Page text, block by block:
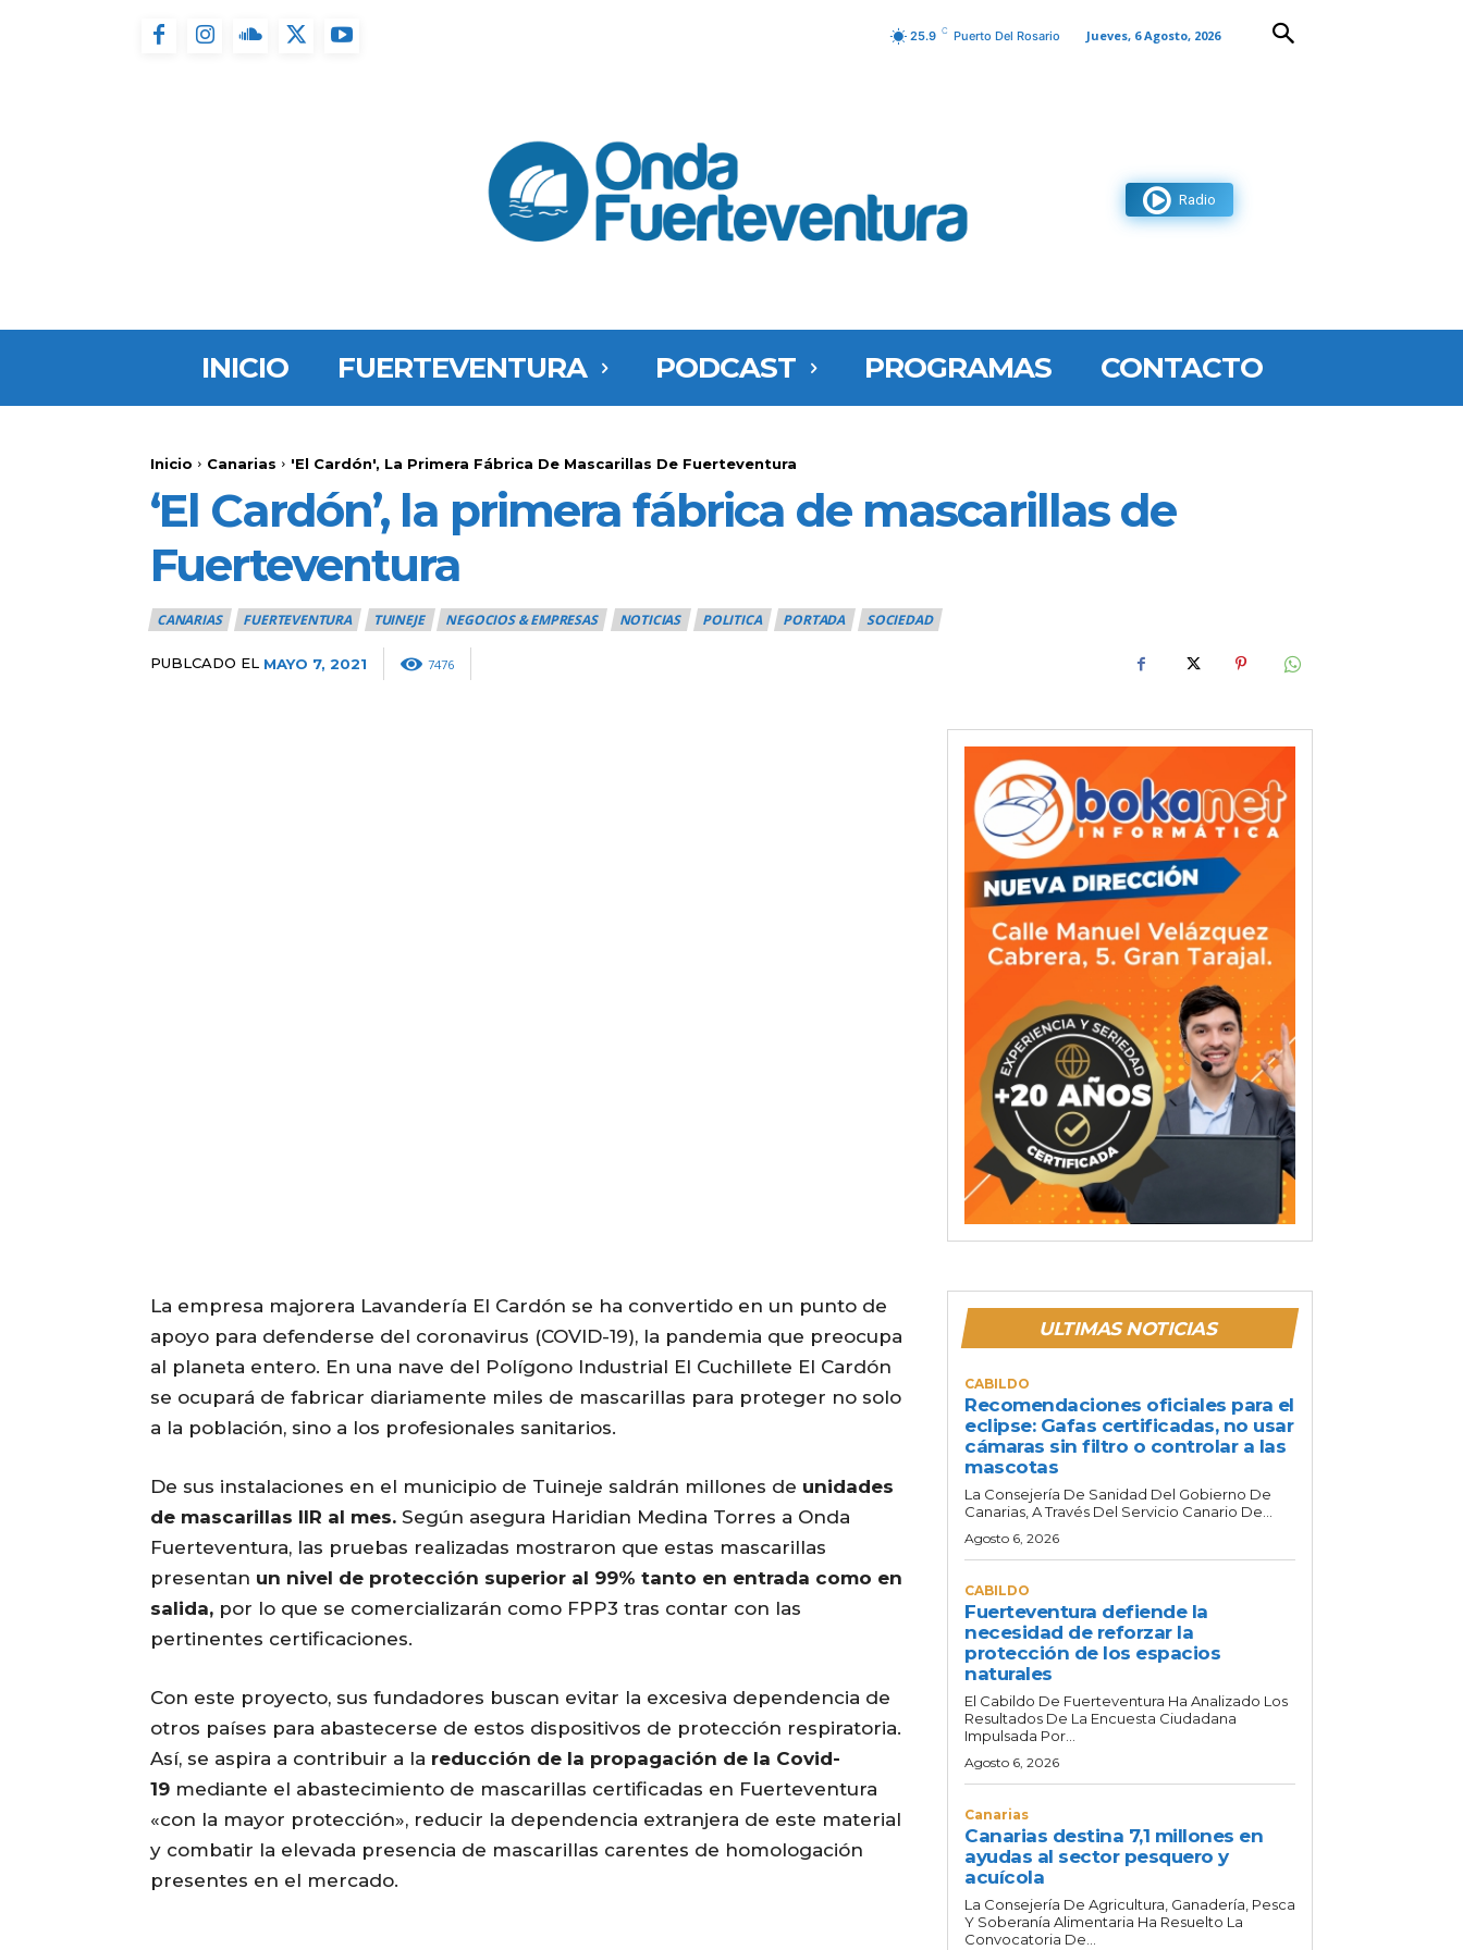
25.9 C Puerto Del Rosario Jueves, 6 Agosto, 2026
Radio
INICIO FUERTEVENTURA PODCAST PROGRAMAS CONTACTO
Inicio Canarias 'El Cardón', La Primera Fábrica De Mascarillas De Fuerteventura
‘El Cardón’, la primera fábrica de mascarillas de
Fuerteventura
CANARIAS FUERTEVENTURA TUINEJE NEGOCIOS & EMPRESAS NOTICIAS POLITICA PORTADA SOCIEDAD
PUBLCADO EL MAYO 7, 2021 7476
La empresa majorera Lavandería El Cardón se ha convertido en un punto de
apoyo para defenderse del coronavirus (COVID-19), la pandemia que preocupa
al planeta entero. En una nave del Polígono Industrial El Cuchillete El Cardón
se ocupará de fabricar diariamente miles de mascarillas para proteger no solo
a la población, sino a los profesionales sanitarios.
De sus instalaciones en el municipio de Tuineje saldrán millones de unidades
de mascarillas IIR al mes. Según asegura Haridian Medina Torres a Onda
Fuerteventura, las pruebas realizadas mostraron que estas mascarillas
presentan un nivel de protección superior al 99% tanto en entrada como en
salida, por lo que se comercializarán como FPP3 tras contar con las
pertinentes certificaciones.
Con este proyecto, sus fundadores buscan evitar la excesiva dependencia de
otros países para abastecerse de estos dispositivos de protección respiratoria.
Así, se aspira a contribuir a la reducción de la propagación de la Covid-
19 mediante el abastecimiento de mascarillas certificadas en Fuerteventura
«con la mayor protección», reducir la dependencia extranjera de este material
y combatir la elevada presencia de mascarillas carentes de homologación
presentes en el mercado.
ULTIMAS NOTICIAS
CABILDO
Recomendaciones oficiales para el
eclipse: Gafas certificadas, no usar
cámaras sin filtro o controlar a las
mascotas
La Consejería De Sanidad Del Gobierno De
Canarias, A Través Del Servicio Canario De...
Agosto 6, 2026
CABILDO
Fuerteventura defiende la
necesidad de reforzar la
protección de los espacios
naturales
El Cabildo De Fuerteventura Ha Analizado Los
Resultados De La Encuesta Ciudadana
Impulsada Por...
Agosto 6, 2026
Canarias
Canarias destina 7,1 millones en
ayudas al sector pesquero y
acuícola
La Consejería De Agricultura, Ganadería, Pesca
Y Soberanía Alimentaria Ha Resuelto La
Convocatoria De...